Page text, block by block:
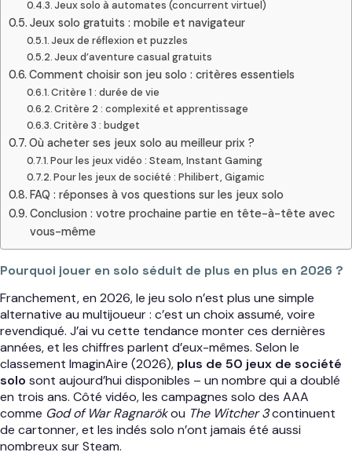
Jeux solo à automates (concurrent virtuel)
Jeux solo gratuits : mobile et navigateur
Jeux de réflexion et puzzles
Jeux d’aventure casual gratuits
Comment choisir son jeu solo : critères essentiels
Critère 1 : durée de vie
Critère 2 : complexité et apprentissage
Critère 3 : budget
Où acheter ses jeux solo au meilleur prix ?
Pour les jeux vidéo : Steam, Instant Gaming
Pour les jeux de société : Philibert, Gigamic
FAQ : réponses à vos questions sur les jeux solo
Conclusion : votre prochaine partie en tête-à-tête avec
vous-même
Pourquoi jouer en solo séduit de plus en plus en 2026 ?
Franchement, en 2026, le jeu solo n’est plus une simple
alternative au multijoueur : c’est un choix assumé, voire
revendiqué. J’ai vu cette tendance monter ces dernières
années, et les chiffres parlent d’eux-mêmes. Selon le
classement ImaginAire (2026), plus de 50 jeux de société
solo sont aujourd’hui disponibles – un nombre qui a doublé
en trois ans. Côté vidéo, les campagnes solo des AAA
comme God of War Ragnarökou The Witcher 3continuent
de cartonner, et les indés solo n’ont jamais été aussi
nombreux sur Steam.